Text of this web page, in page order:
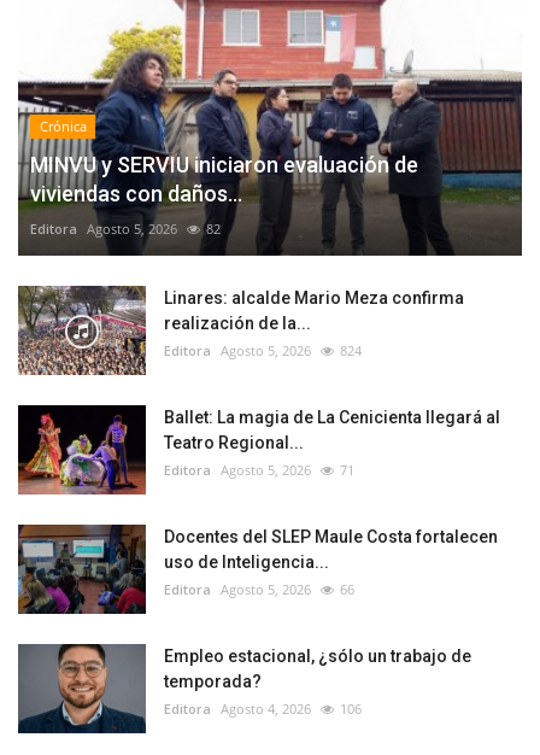
Crónica
MINVU y SERVIU iniciaron evaluación de
viviendas con daños...
Editora Agosto 5, 2026 82
Linares: alcalde Mario Meza confirma
realización de la...
Editora Agosto 5, 2026 824
Ballet: La magia de La Cenicienta llegará al
Teatro Regional...
Editora Agosto 5, 2026 71
Docentes del SLEP Maule Costa fortalecen
uso de Inteligencia...
Editora Agosto 5, 2026 66
Empleo estacional, ¿sólo un trabajo de
temporada?
Editora Agosto 4, 2026 106